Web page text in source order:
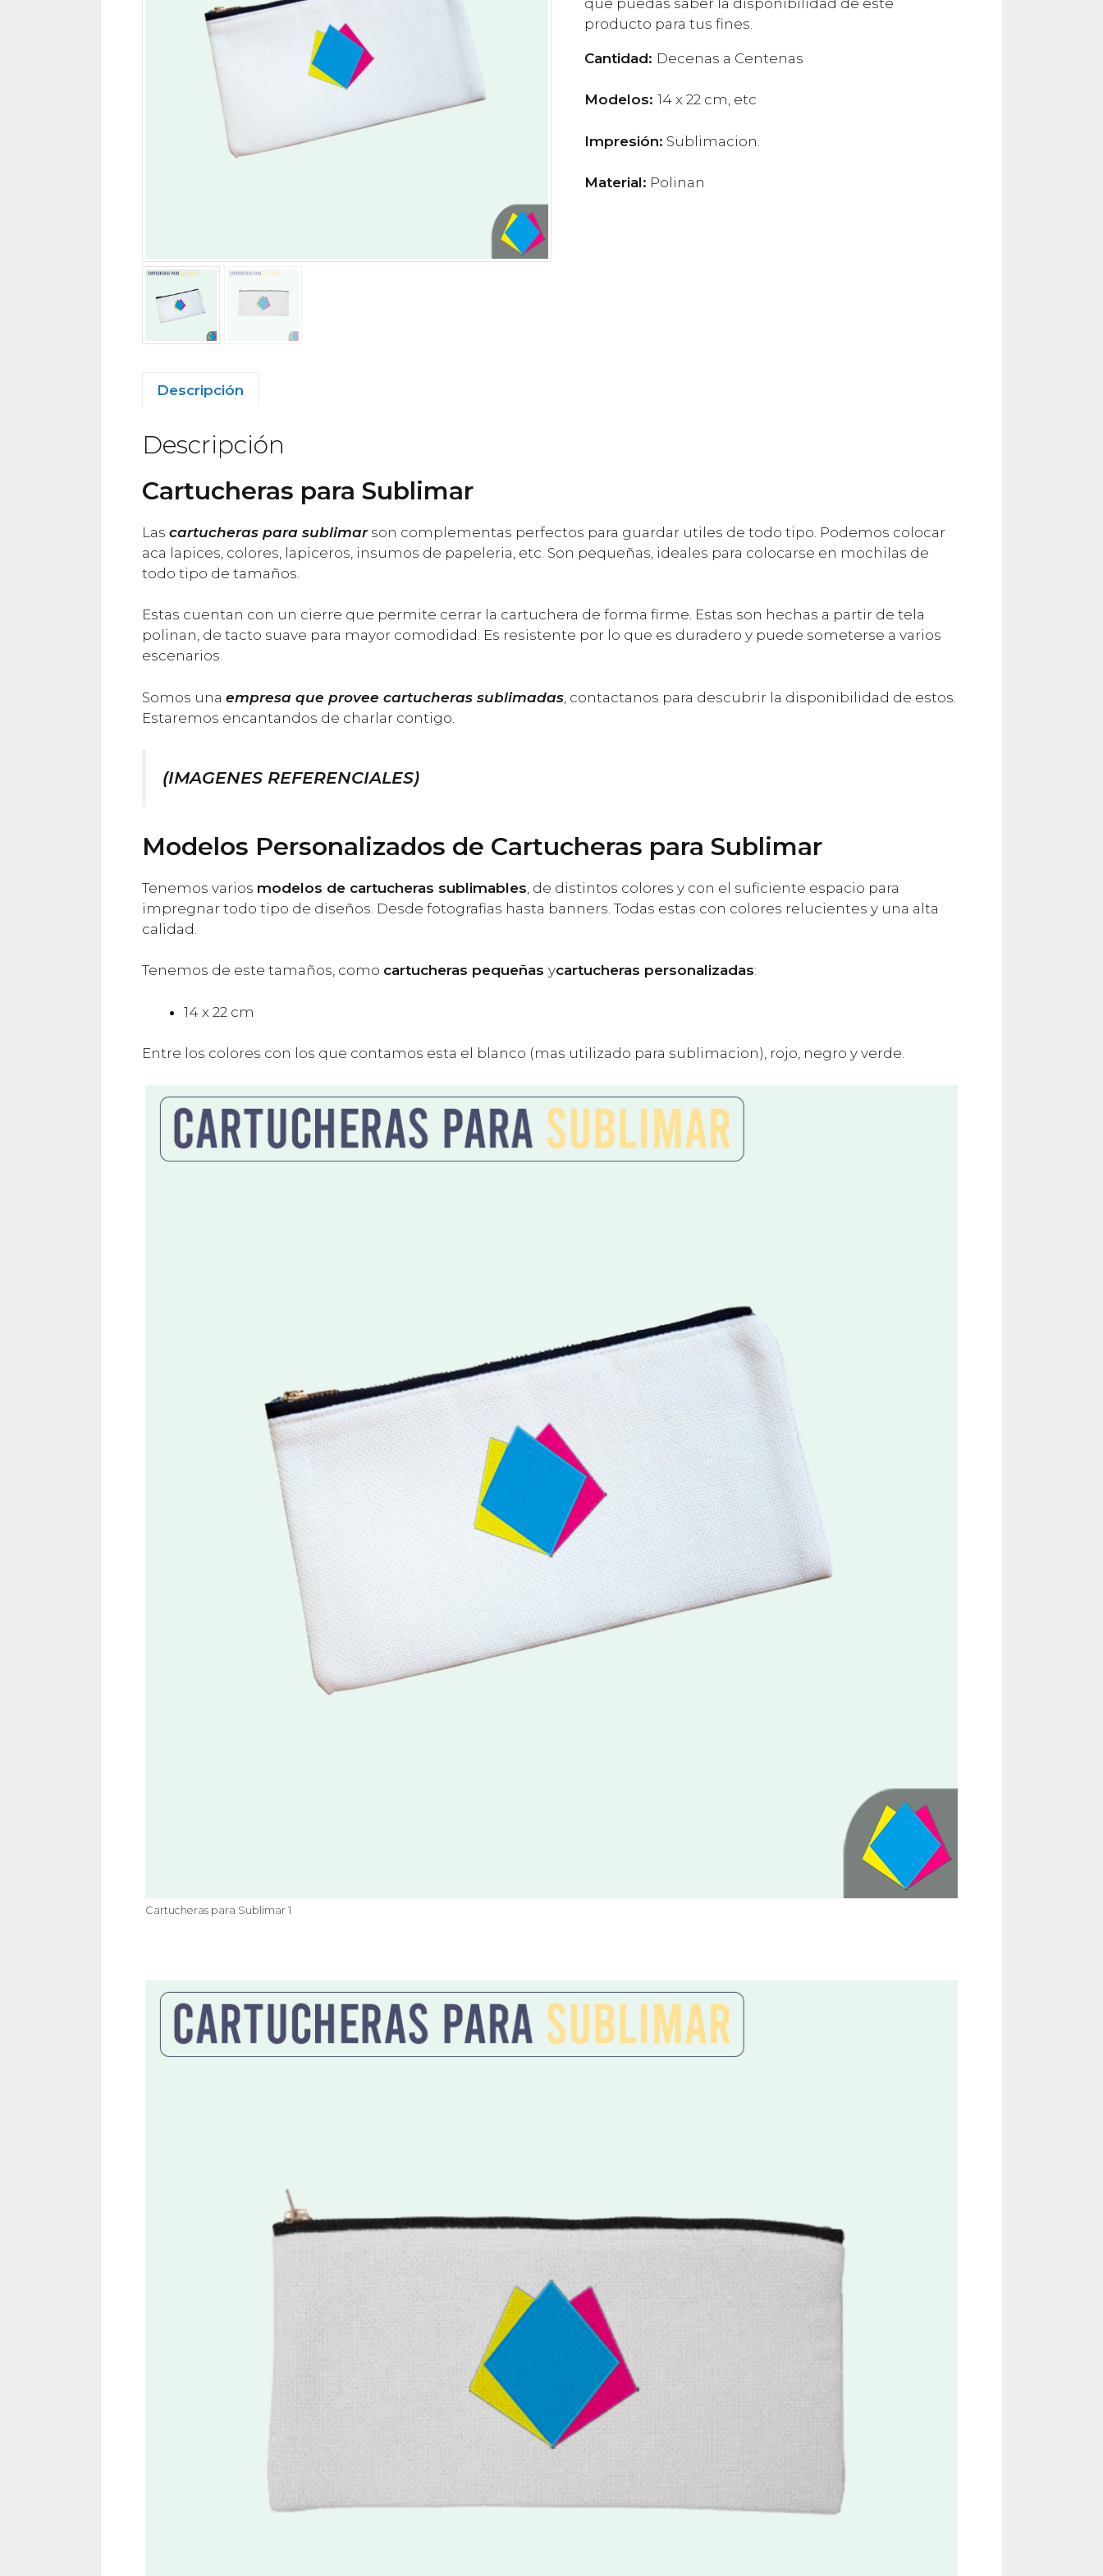
producto para tus fines.
Cantidad: Decenas a Centenas
Modelos: 14 x 22 cm, etc
Impresión: Sublimacion.
Material: Polinan
Descripción
Descripción
Cartucheras para Sublimar
Las cartucheras para sublimarson complementas perfectos para guardar utiles de todo tipo. Podemos colocar
aca lapices, colores, lapiceros, insumos de papeleria, etc. Son pequeñas, ideales para colocarse en mochilas de
todo tipo de tamaños.
Estas cuentan con un cierre que permite cerrar la cartuchera de forma firme. Estas son hechas a partir de tela
polinan, de tacto suave para mayor comodidad. Es resistente por lo que es duradero y puede someterse a varios
escenarios.
Somos una empresa que provee cartucheras sublimadas , contactanos para descubrir la disponibilidad de estos.
Estaremos encantandos de charlar contigo.
(IMAGENES REFERENCIALES)
Modelos Personalizados de Cartucheras para Sublimar
Tenemos varios modelos de cartucheras sublimables , de distintos colores y con el suficiente espacio para
impregnar todo tipo de diseños. Desde fotografias hasta banners. Todas estas con colores relucientes y una alta
calidad.
Tenemos de este tamaños, como cartucheras pequeñas ycartucheras personalizadas:
14 x 22 cm
Entre los colores con los que contamos esta el blanco (mas utilizado para sublimacion), rojo, negro y verde.
Cartucheras para Sublimar 1